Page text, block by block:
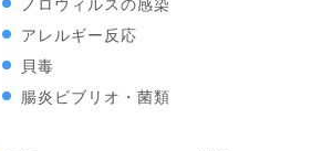
ノロウィルスの感染
アレルギー反応
貝毒
腸炎ビブリオ・菌類